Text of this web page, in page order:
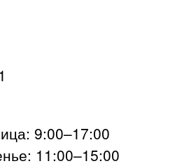
9:00–17:00
11:00–15:00